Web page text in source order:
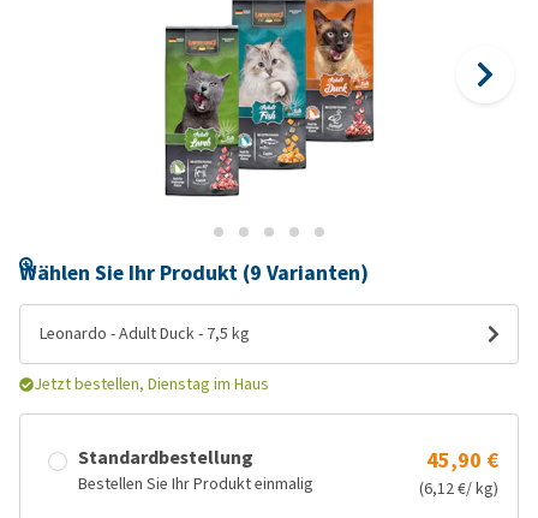
Wählen Sie Ihr Produkt (9 Varianten)
Leonardo - Adult Duck - 7,5 kg
Jetzt bestellen, Dienstag im Haus
Standardbestellung
Bestellen Sie Ihr Produkt einmalig
45,90 €
(6,12 €/ kg)